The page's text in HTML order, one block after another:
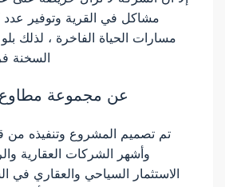
مشاكل في القرية وتوفير
مسارات الحياة الفاخرة ، لذلك
السخنة
عن مجموعة مطاوع
تم تصميم المشروع وتنفيذه من
وأشهر الشركات العقارية
الاستثمار السياحي والعقاري